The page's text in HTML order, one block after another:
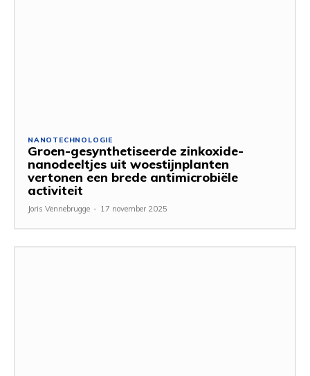
NANOTECHNOLOGIE
Groen-gesynthetiseerde zinkoxide-
nanodeeltjes uit woestijnplanten
vertonen een brede antimicrobiële
activiteit
Joris Vennebrugge - 17 november 2025